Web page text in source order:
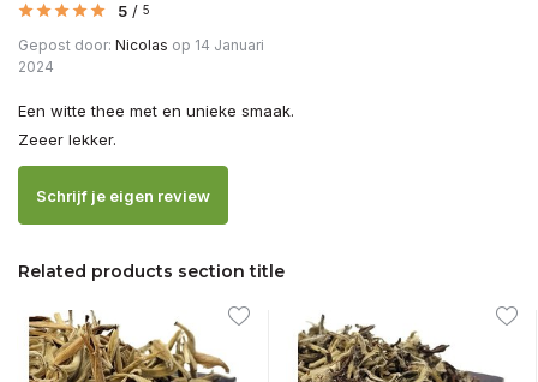
5 / 5
Gepost door: Nicolas op 14 Januari
2024
Een witte thee met en unieke smaak.
Zeeer lekker.
Schrijf je eigen review
Related products section title